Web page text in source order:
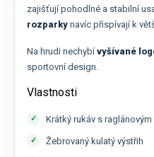
zajišťují pohodlné a stabilní
rozparky navíc přispívají k
Na hrudi nechybí vyšívané
sportovní design.
Vlastnosti
Krátký rukáv s raglánovým
Žebrovaný kulatý výstřih